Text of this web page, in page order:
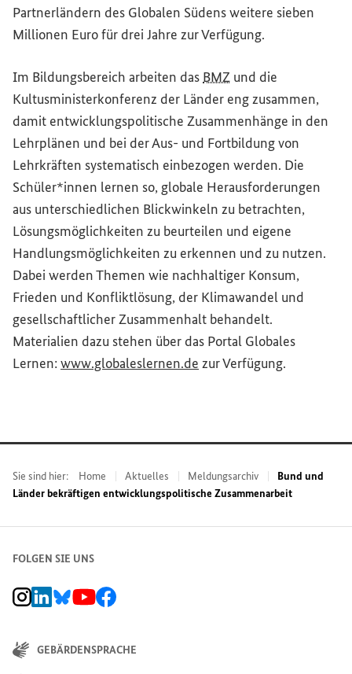
Partnerländern des Globalen Südens weitere sieben
Millionen Euro für drei Jahre zur Verfügung.
Im Bildungsbereich arbeiten das BMZ und die
Kultusministerkonferenz der Länder eng zusammen,
damit entwicklungspolitische Zusammenhänge in den
Lehrplänen und bei der Aus- und Fortbildung von
Lehrkräften systematisch einbezogen werden. Die
Schüler*innen lernen so, globale Herausforderungen
aus unterschiedlichen Blickwinkeln zu betrachten,
Lösungsmöglichkeiten zu beurteilen und eigene
Handlungsmöglichkeiten zu erkennen und zu nutzen.
Dabei werden Themen wie nachhaltiger Konsum,
Frieden und Konfliktlösung, der Klimawandel und
gesellschaftlicher Zusammenhalt behandelt.
Materialien dazu stehen über das Portal Globales
Lernen:www.globaleslernen.de (Externer Link)
zur Verfügung.
Sie sind hier: Home Aktuelles Meldungsarchiv
Bund und
Länder bekräftigen entwicklungspolitische Zusammenarbeit
FOLGEN SIE UNS
BMZ Instagram-Kanal, Externer Link
BMZ LinkedIn Unternehmensseite, Externer Link
BMZ Bluesky-Seite, Externer Link
BMZ Youtube-Kanal, Externer Link
BMZ Facebook-Seite, Externer Link
GEBÄRDENSPRACHE